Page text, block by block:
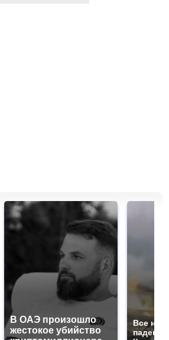
В ОАЭ произошло
жестокое убийство
Все